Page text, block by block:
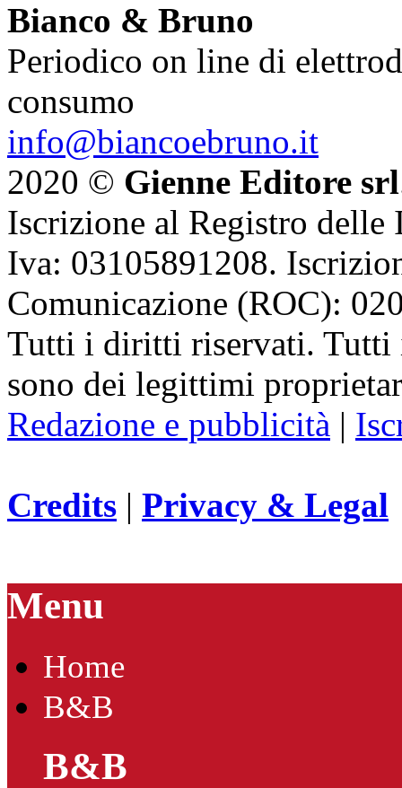
Bianco & Bruno
Periodico on line di
consumo
info@biancoebruno.it
2020 © Gienne Editore srl
Iscrizione al Registro delle
Iva: 03105891208.
Comunicazione (ROC):
Tutti i diritti riservati. Tutti
sono dei legittimi
Redazione e pubblicità |
Credits | Privacy & Legal
Menu
Home
B&B
B&B